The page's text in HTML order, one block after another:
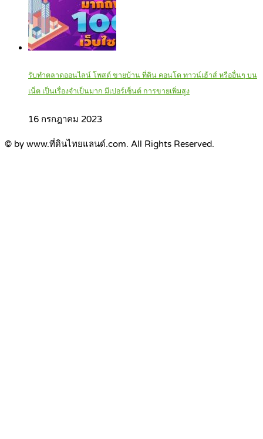
รับทำตลาดออนไลน์ โพสต์ ขายบ้าน ที่ดิน คอนโด ทาวน์เฮ้าส์ หรืออื่นๆ บน
เน็ต เป็นเรื่องจำเป็นมาก มีเปอร์เซ็นต์ การขายเพิ่มสูง
16 กรกฎาคม 2023
© by www.ที่ดินไทยแลนด์.com. All Rights Reserved.